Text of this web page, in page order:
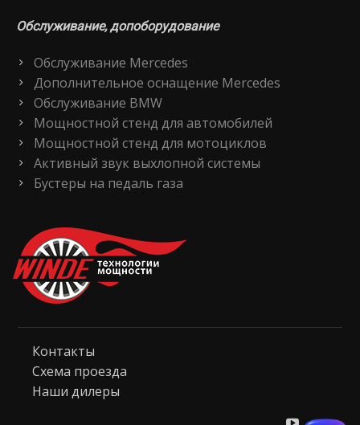
Обслуживание, допоборудование
Обслуживание Mercedes
Дополнительное оснащение Mercedes
Обслуживание BMW
Мощностной стенд для автомобилей
Мощностной стенд для мотоциклов
Активный звук выхлопной системы
Бустеры на педаль газа
Контакты
Схема проезда
Наши дилеры